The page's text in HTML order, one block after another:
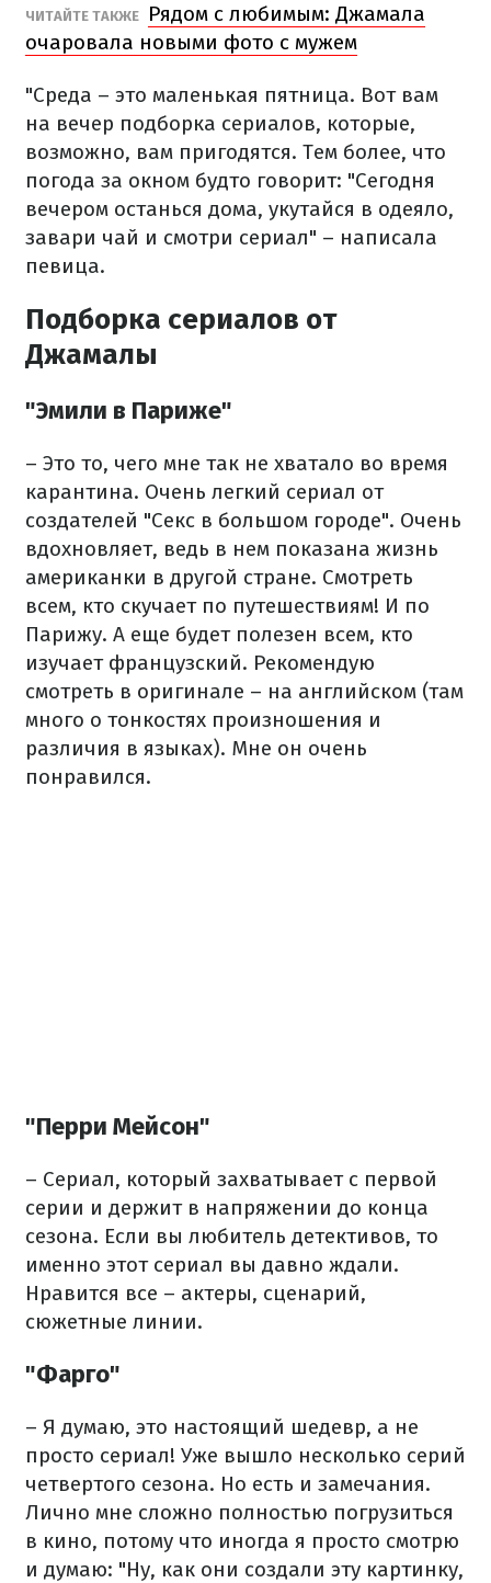
ЧИТАЙТЕ ТАКЖЕ
Рядом с любимым: Джамала
очаровала новыми фото с мужем
"Среда – это маленькая пятница. Вот вам
на вечер подборка сериалов, которые,
возможно, вам пригодятся. Тем более, что
погода за окном будто говорит: "Сегодня
вечером останься дома, укутайся в одеяло,
завари чай и смотри сериал" – написала
певица.
Подборка сериалов от
Джамалы
"Эмили в Париже"
– Это то, чего мне так не хватало во время
карантина. Очень легкий сериал от
создателей "Секс в большом городе". Очень
вдохновляет, ведь в нем показана жизнь
американки в другой стране. Смотреть
всем, кто скучает по путешествиям! И по
Парижу. А еще будет полезен всем, кто
изучает французский. Рекомендую
смотреть в оригинале – на английском (там
много о тонкостях произношения и
различия в языках). Мне он очень
понравился.
"Перри Мейсон"
– Сериал, который захватывает с первой
серии и держит в напряжении до конца
сезона. Если вы любитель детективов, то
именно этот сериал вы давно ждали.
Нравится все – актеры, сценарий,
сюжетные линии.
"Фарго"
– Я думаю, это настоящий шедевр, а не
просто сериал! Уже вышло несколько серий
четвертого сезона. Но есть и замечания.
Лично мне сложно полностью погрузиться
в кино, потому что иногда я просто смотрю
и думаю: "Ну, как они создали эту картинку,